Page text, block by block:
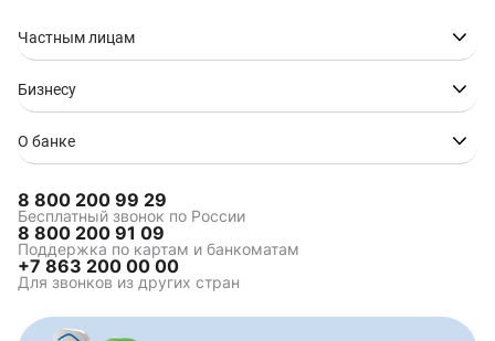
Частным лицам
Бизнесу
О банке
8 800 200 99 29
Бесплатный звонок по России
8 800 200 91 09
Поддержка по картам и банкоматам
+7 863 200 00 00
Для звонков из других стран